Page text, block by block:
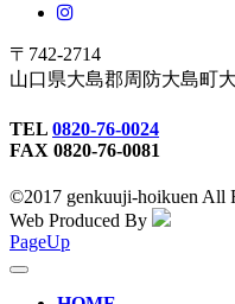
〒742-2714
山口県大島郡周防大島町
TEL 0820-76-0024
FAX 0820-76-0081
©2017 genkuuji-hoikuen All
Web Produced By
PageUp
toggle
navigation